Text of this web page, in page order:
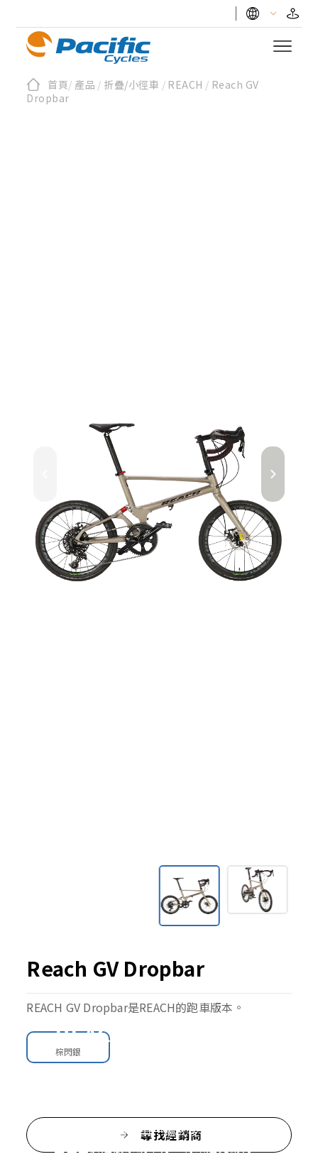
首頁/ 產品 / 折疊/小徑車 /REACH / Reach GV
Dropbar
Reach GV Dropbar
REACH GV Dropbar是REACH的跑車版本。
棕閃銀
尋找經銷商
REACH GV Dropbar
重量僅9.9公斤，其一體式後三角設計將